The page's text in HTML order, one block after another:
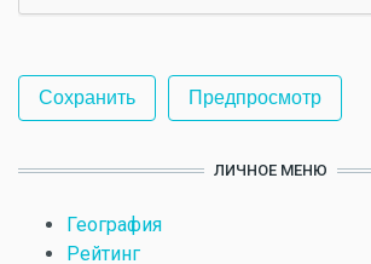
ЛИЧНОЕ МЕНЮ
География
Рейтинг